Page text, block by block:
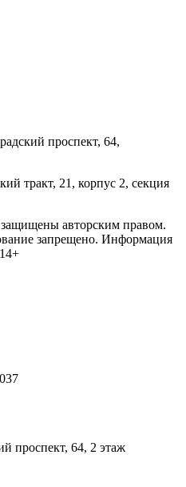
проспект, 64,
тракт, 21, корпус 2, секция
авторским правом.
запрещено. Информация
проспект, 64, 2 этаж